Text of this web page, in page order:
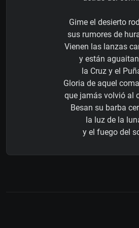
Gime el desierto
sus rumores de
Vienen las lanzas
y están
la Cruz y el
Gloria de aquel
que jamás volvió al
Besan su barba
la luz de la
y el fuego del